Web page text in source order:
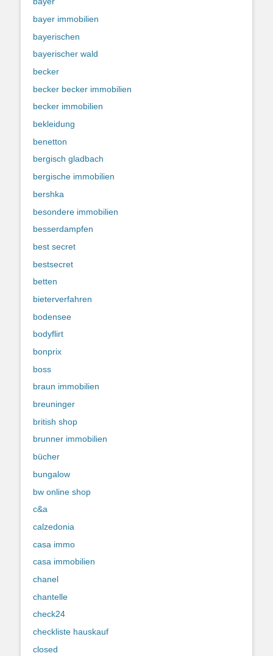
bayer immobilien
bayerischen
bayerischer wald
becker
becker becker immobilien
becker immobilien
bekleidung
benetton
bergisch gladbach
bergische immobilien
bershka
besondere immobilien
besserdampfen
best secret
bestsecret
betten
bieterverfahren
bodensee
bodyflirt
bonprix
boss
braun immobilien
breuninger
british shop
brunner immobilien
bücher
bungalow
bw online shop
c&a
calzedonia
casa immo
casa immobilien
chanel
chantelle
check24
checkliste hauskauf
closed